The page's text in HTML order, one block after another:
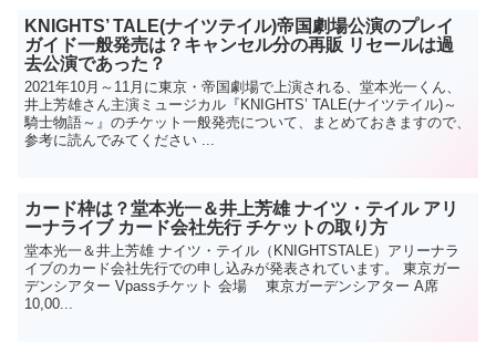
KNIGHTS’ TALE(ナイツテイル)帝国劇場公演のプレイ
ガイド一般発売は？キャンセル分の再販 リセールは過
去公演であった？
2021年10月～11月に東京・帝国劇場で上演される、堂本光一くん、
井上芳雄さん主演ミュージカル『KNIGHTS’ TALE(ナイツテイル)～
騎士物語～』のチケット一般発売について、まとめておきますので、
参考に読んでみてください ...
カード枠は？堂本光一＆井上芳雄 ナイツ・テイル アリ
ーナライブ カード会社先行 チケットの取り方
堂本光一＆井上芳雄 ナイツ・テイル（KNIGHTSTALE）アリーナラ
イブのカード会社先行での申し込みが発表されています。 東京ガー
デンシアター Vpassチケット 会場 東京ガーデンシアター A席
10,00...